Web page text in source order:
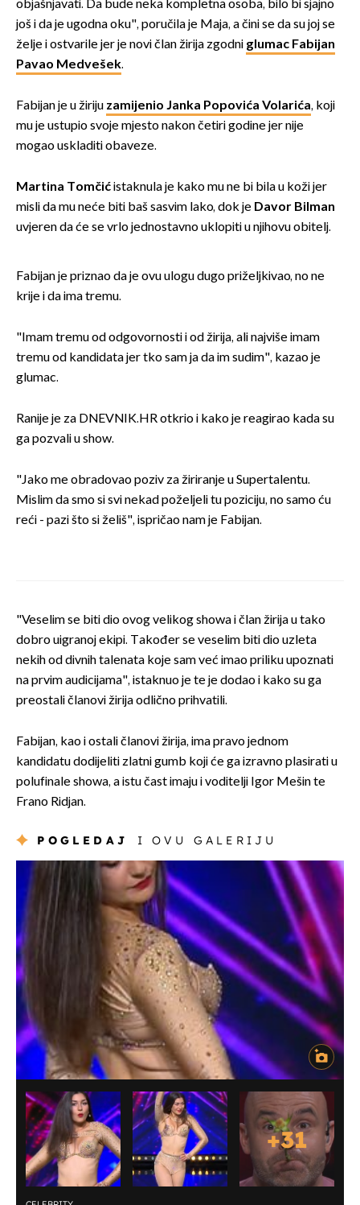
objašnjavati. Da bude neka kompletna osoba, bilo bi sjajno
još i da je ugodna oku", poručila je Maja, a čini se da su joj se
želje i ostvarile jer je novi član žirija zgodni glumac Fabijan
Pavao Medvešek.
Fabijan je u žiriju zamijenio Janka Popovića Volarića, koji
mu je ustupio svoje mjesto nakon četiri godine jer nije
mogao uskladiti obaveze.
Martina Tomčićistaknula je kako mu ne bi bila u koži jer
misli da mu neće biti baš sasvim lako, dok je Davor Bilman
uvjeren da će se vrlo jednostavno uklopiti u njihovu obitelj.
Fabijan je priznao da je ovu ulogu dugo priželjkivao, no ne
krije i da ima tremu.
"Imam tremu od odgovornosti i od žirija, ali najviše imam
tremu od kandidata jer tko sam ja da im sudim", kazao je
glumac.
Ranije je za DNEVNIK.HR otkrio i kako je reagirao kada su
ga pozvali u show.
"Jako me obradovao poziv za žiriranje u Supertalentu.
Mislim da smo si svi nekad poželjeli tu poziciju, no samo ću
reći - pazi što si želiš", ispričao nam je Fabijan.
"Veselim se biti dio ovog velikog showa i član žirija u tako
dobro uigranoj ekipi. Također se veselim biti dio uzleta
nekih od divnih talenata koje sam već imao priliku upoznati
na prvim audicijama", istaknuo je te je dodao i kako su ga
preostali članovi žirija odlično prihvatili.
Fabijan, kao i ostali članovi žirija, ima pravo jednom
kandidatu dodijeliti zlatni gumb koji će ga izravno plasirati u
polufinale showa, a istu čast imaju i voditelji Igor Mešin te
Frano Ridjan.
POGLEDAJ I OVU GALERIJU
+31